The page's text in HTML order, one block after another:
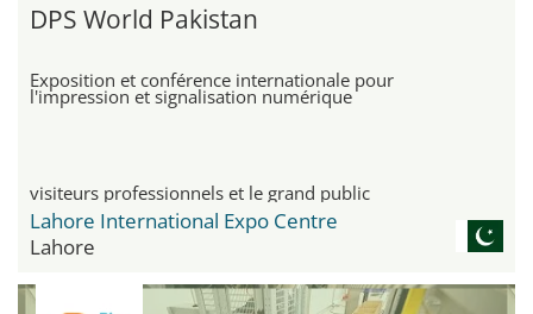
DPS World Pakistan
Exposition et conférence internationale pour
l'impression et signalisation numérique
visiteurs professionnels et le grand public
Lahore International Expo Centre
Lahore